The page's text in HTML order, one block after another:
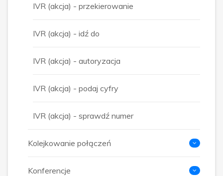
IVR (akcja) - przekierowanie
IVR (akcja) - idź do
IVR (akcja) - autoryzacja
IVR (akcja) - podaj cyfry
IVR (akcja) - sprawdź numer
Kolejkowanie połączeń
Konferencje